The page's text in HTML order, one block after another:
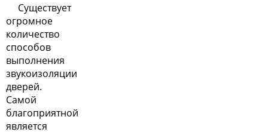
Существует
огромное
количество
способов
выполнения
звукоизоляции
дверей.
Самой
благоприятной
является